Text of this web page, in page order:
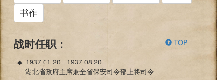
书作
战时任职： TOP
◆1937.01.20 - 1937.08.20
湖北省政府主席兼全省保安司令部上将司令